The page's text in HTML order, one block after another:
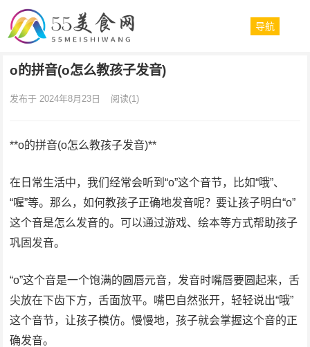
导航
o的拼音(o怎么教孩子发音)
发布于 2024年8月23日 阅读(1)
**o的拼音(o怎么教孩子发音)**
在日常生活中，我们经常会听到“o”这个音节，比如“哦”、
“喔”等。那么，如何教孩子正确地发音呢？要让孩子明白“o”
这个音是怎么发音的。可以通过游戏、绘本等方式帮助孩子
巩固发音。
“o”这个音是一个饱满的圆唇元音，发音时嘴唇要圆起来，舌
尖放在下齿下方，舌面放平。嘴巴自然张开，轻轻说出“哦”
这个音节，让孩子模仿。慢慢地，孩子就会掌握这个音的正
确发音。